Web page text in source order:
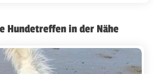
Hundetreffen in der Nähe